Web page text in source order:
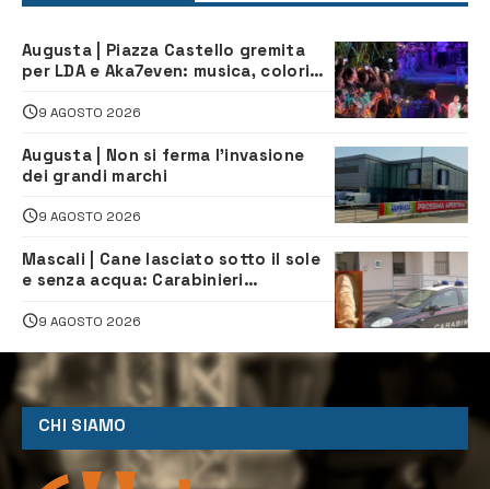
Augusta | Piazza Castello gremita
per LDA e Aka7even: musica, colori
9 AGOSTO 2026
Augusta | Non si ferma l’invasione
dei grandi marchi
9 AGOSTO 2026
Mascali | Cane lasciato sotto il sole
e senza acqua: Carabinieri
9 AGOSTO 2026
CHI SIAMO